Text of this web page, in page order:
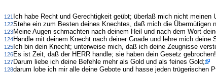
121 Ich habe Recht und Gerechtigkeit geübt; überlaß mich nicht meinen
122Stehe ein zum Besten deines Knechtes, daß mich die Übermütigen
123Meine Augen schmachten nach deinem Heil und nach dem Wort
124Handle mit deinem Knecht nach deiner Gnade und lehre mich deine
125 Ich bin dein Knecht; unterweise mich, daß ich deine Zeugnisse
126Es ist Zeit, daß der HERR handle; sie haben dein Gesetz gebrochen!
127Darum liebe ich deine Befehle mehr als Gold und als feines Gold;
128darum lobe ich mir alle deine Gebote und hasse jeden trügerischen